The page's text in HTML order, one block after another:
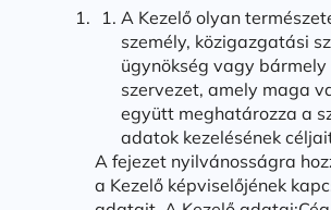
A Kezelő olyan
személy, közigazgatási
ügynökség vagy bármely
szervezet, amely maga
együtt meghatározza a
adatok kezelésének
A fejezet nyilvánosságra
a Kezelő képviselőjének